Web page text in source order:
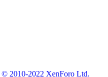
© 2010-2022 XenForo Ltd.